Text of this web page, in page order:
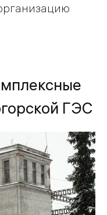
ГЭС